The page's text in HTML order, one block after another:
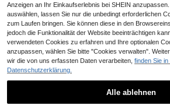
4,84 769K Follower
4,84 769K Follower
4,84
Anzeigen an Ihr Einkaufserlebnis bei SHEIN
auswählen, lassen Sie nur die unbedingt erforderlichen
zum Laufen bringen. Sie können diese in den
jedoch die Funktionalität der Website beeinträchtigen
verwendeten Cookies zu erfahren und Ihre optionalen
anzupassen, wählen Sie bitte "Cookies verwalten".
wir die von uns erfassten Daten verarbeiten, finden Sie
Datenschutzerklärung.
Alle ablehnen